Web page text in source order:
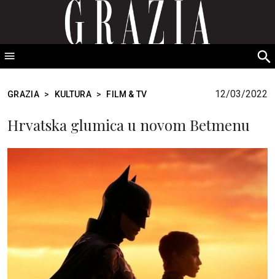
GRAZIA Srbija
GRAZIA > KULTURA > FILM & TV 12/03/2022
Hrvatska glumica u novom Betmenu